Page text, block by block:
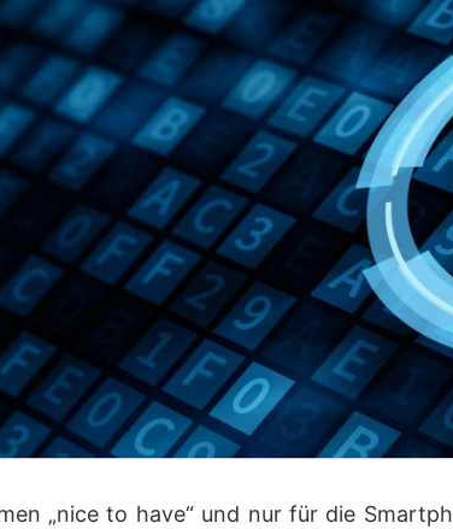
„nice to have“ und nur für die